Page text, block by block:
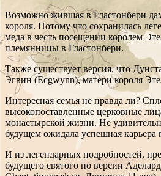
Возможно жившая в Гластонбери
короля. Потому что сохранилась
меда в честь посещении королем
племянницы в Гластонбери.
Также существует версия, что
Эгвин (Ecgwynn), матери короля
Интересная семья не правда ли?
высокопоставленные церковные
монастырской жизни. Не
будущем ожидала успешная карьера
И из легендарных подробностей,
будущего святого по версии